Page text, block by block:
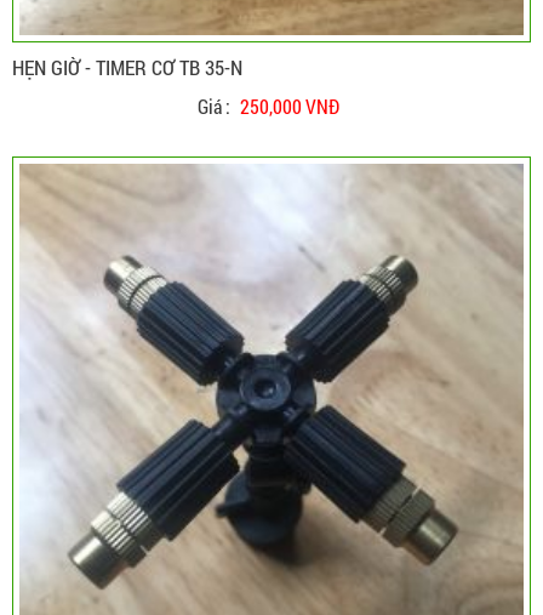
HẸN GIỜ - TIMER CƠ TB 35-N
Giá : 250,000 VNĐ